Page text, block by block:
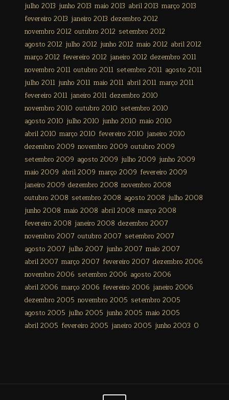
julho 2013 junho 2013 maio 2013 abril 2013 março 2013
fevereiro 2013 janeiro 2013 dezembro 2012
novembro 2012 outubro 2012 setembro 2012
agosto 2012 julho 2012 junho 2012 maio 2012 abril 2012
março 2012 fevereiro 2012 janeiro 2012 dezembro 2011
novembro 2011 outubro 2011 setembro 2011 agosto 2011
julho 2011 junho 2011 maio 2011 abril 2011 março 2011
fevereiro 2011 janeiro 2011 dezembro 2010
novembro 2010 outubro 2010 setembro 2010
agosto 2010 julho 2010 junho 2010 maio 2010
abril 2010 março 2010 fevereiro 2010 janeiro 2010
dezembro 2009 novembro 2009 outubro 2009
setembro 2009 agosto 2009 julho 2009 junho 2009
maio 2009 abril 2009 março 2009 fevereiro 2009
janeiro 2009 dezembro 2008 novembro 2008
outubro 2008 setembro 2008 agosto 2008 julho 2008
junho 2008 maio 2008 abril 2008 março 2008
fevereiro 2008 janeiro 2008 dezembro 2007
novembro 2007 outubro 2007 setembro 2007
agosto 2007 julho 2007 junho 2007 maio 2007
abril 2007 março 2007 fevereiro 2007 dezembro 2006
novembro 2006 setembro 2006 agosto 2006
abril 2006 março 2006 fevereiro 2006 janeiro 2006
dezembro 2005 novembro 2005 setembro 2005
agosto 2005 julho 2005 junho 2005 maio 2005
abril 2005 fevereiro 2005 janeiro 2005 junho 2003 0